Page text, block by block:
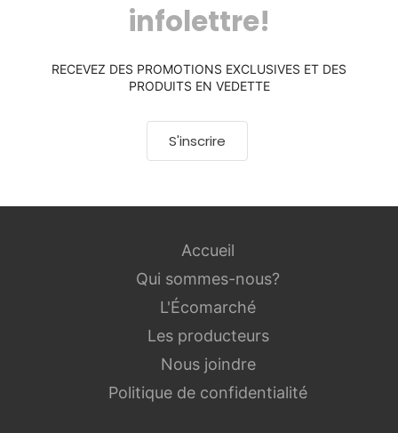
infolettre!
RECEVEZ DES PROMOTIONS EXCLUSIVES ET DES
PRODUITS EN VEDETTE
S'inscrire
Accueil
Qui sommes-nous?
L'Écomarché
Les producteurs
Nous joindre
Politique de confidentialité